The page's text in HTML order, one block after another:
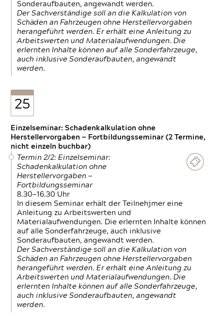
Sonderaufbauten, angewandt werden.
Der Sachverständige soll an die Kalkulation von
Schäden an Fahrzeugen ohne Herstellervorgaben
herangeführt werden. Er erhält eine Anleitung zu
Arbeitswerten und Materialaufwendungen. Die
erlernten Inhalte können auf alle Sonderfahrzeuge,
auch inklusive Sonderaufbauten, angewandt
werden.
25
Einzelseminar: Schadenkalkulation ohne
Herstellervorgaben — Fortbildungsseminar (2 Termine,
nicht einzeln buchbar)
Termin 2/2: Einzelseminar:
Schadenkalkulation ohne
Herstellervorgaben —
Fortbildungsseminar
8.30—16.30 Uhr
In diesem Seminar erhält der Teilnehjmer eine
Anleitung zu Arbeitswerten und
Materialaufwendungen. Die erlernten Inhalte können
auf alle Sonderfahrzeuge, auch inklusive
Sonderaufbauten, angewandt werden.
Der Sachverständige soll an die Kalkulation von
Schäden an Fahrzeugen ohne Herstellervorgaben
herangeführt werden. Er erhält eine Anleitung zu
Arbeitswerten und Materialaufwendungen. Die
erlernten Inhalte können auf alle Sonderfahrzeuge,
auch inklusive Sonderaufbauten, angewandt
werden.